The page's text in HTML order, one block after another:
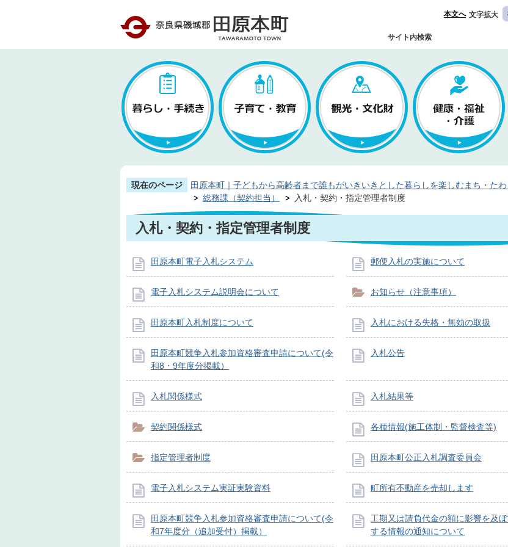
本文へ 文字拡大
サイト内検索
現在のページ 田原本町｜子どもから高齢者まで誰もがいきいきとした暮らしを楽しむまち・たわ
総務課（契約担当）
入札・契約・指定管理者制度
入札・契約・指定管理者制度
田原本町電子入札システム 郵便入札の実施について
電子入札システム説明会について お知らせ（注意事項）
田原本町入札制度について 入札における失格・無効の取扱
田原本町競争入札参加資格審査申請について(令
和8・9年度分掲載）
入札公告
入札関係様式 入札結果等
契約関係様式 各種情報(施工体制・監督検査等)
指定管理者制度 田原本町公正入札調査委員会
電子入札システム実証実験資料 町所有不動産を売却します
田原本町競争入札参加資格審査申請について(令
和7年度分（追加受付）掲載）
工期又は請負代金の額に影響を及
する情報の通知について